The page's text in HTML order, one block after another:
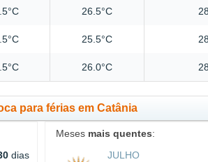
26.5°C
25.5°C
26.0°C
para férias em Catânia
dias
Meses mais quentes:
JULHO